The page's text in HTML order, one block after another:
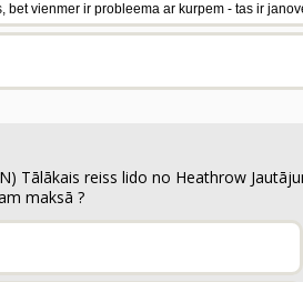
vienmer ir probleema ar kurpem - tas ir
Tālākais reiss lido no Heathrow
maksā ?